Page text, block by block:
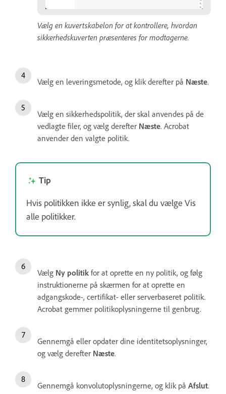
Vælg en kuvertskabelon for at kontrollere, hvordan
sikkerhedskuverten præsenteres for modtagerne.
Vælg en leveringsmetode, og klik derefter på Næste.
Vælg en sikkerhedspolitik, der skal anvendes på de
vedlagte filer, og vælg derefter Næste. Acrobat
anvender den valgte politik.
Tip
Hvis politikken ikke er synlig, skal du vælge Vis
alle politikker.
Vælg Ny politik for at oprette en ny politik, og følg
instruktionerne på skærmen for at oprette en
adgangskode-, certifikat- eller serverbaseret politik.
Acrobat gemmer politikoplysningerne til genbrug.
Gennemgå eller opdater dine identitetsoplysninger,
og vælg derefter Næste.
Gennemgå konvolutoplysningerne, og klik på Afslut.